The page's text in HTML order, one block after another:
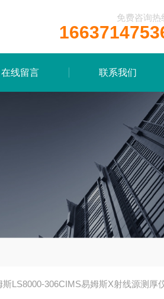
免费咨询热
在线留言 联系我们
LS8000-306CIMS易姆斯X射线源测厚仪